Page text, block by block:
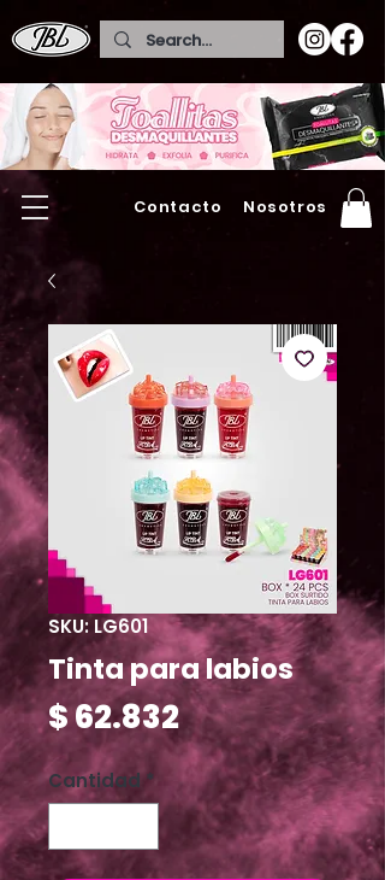
Contacto Nosotros
SKU: LG601
Tinta para labios
$ 62.832Precio
Cantidad *